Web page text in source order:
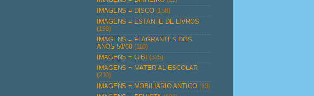
IMAGENS = DISCO (158)
IMAGENS = ESTANTE DE LIVROS
(199)
IMAGENS = FLAGRANTES DOS
ANOS 50/60 (110)
IMAGENS = GIBI
(325)
IMAGENS = MATERIAL ESCOLAR
(210)
IMAGENS = MOBILIÁRIO ANTIGO (13)